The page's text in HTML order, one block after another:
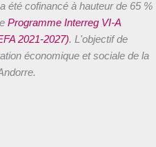
été cofinancé à hauteur de 65 %
Programme Interreg VI-A
2021-2027). L'objectif de
économique et sociale de la